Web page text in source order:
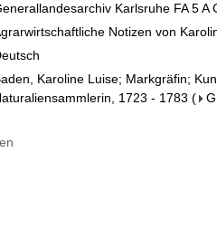
Karlsruhe FA 5 A
Notizen von
Karoline Luise; Markgräfin;
1723 - 1783 (